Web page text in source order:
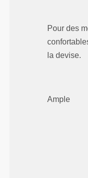
Pour des
la devise.
Ample